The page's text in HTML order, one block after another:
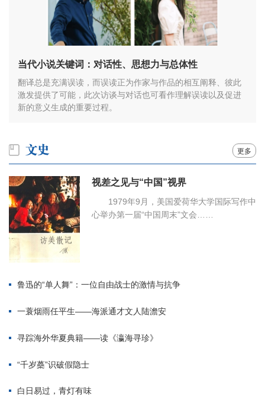
当代小说关键词：对话性、思想力与总体性
翻译总是充满误读，而误读正为作家与作品的相互阐释、彼此
激发提供了可能，此次访谈与对话也可看作理解误读以及促进
新的意义生成的重要过程。
更多
视差之见与“中国”视界
1979年9月，美国爱荷华大学国际写作中
心举办第一届“中国周末”文会……
鲁迅的“单人舞”：一位自由战士的激情与抗争
一蓑烟雨任平生——海派通才文人陆澹安
寻踪海外华夏典籍——读《瀛海寻珍》
“千岁蘽”识破假隐士
白日易过，青灯有味